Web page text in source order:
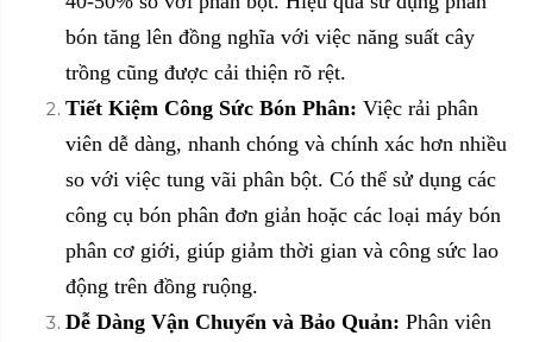
bón tăng lên đồng nghĩa với việc năng suất cây
trồng cũng được cải thiện rõ rệt.
Tiết Kiệm Công Sức Bón Phân: Việc rải phân
viên dễ dàng, nhanh chóng và chính xác hơn nhiều
so với việc tung vãi phân bột. Có thể sử dụng các
công cụ bón phân đơn giản hoặc các loại máy bón
phân cơ giới, giúp giảm thời gian và công sức lao
động trên đồng ruộng.
Dễ Dàng Vận Chuyển và Bảo Quản: Phân viên